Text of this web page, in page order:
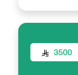
3500